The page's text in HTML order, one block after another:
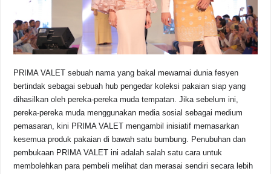
PRIMA VALET sebuah nama yang bakal mewarnai dunia fesyen
bertindak sebagai sebuah hub pengedar koleksi pakaian siap yang
dihasilkan oleh pereka-pereka muda tempatan. Jika sebelum ini,
pereka-pereka muda menggunakan media sosial sebagai medium
pemasaran, kini PRIMA VALET mengambil inisiatif memasarkan
kesemua produk pakaian di bawah satu bumbung. Penubuhan dan
pembukaan PRIMA VALET ini adalah salah satu cara untuk
membolehkan para pembeli melihat dan merasai sendiri secara lebih